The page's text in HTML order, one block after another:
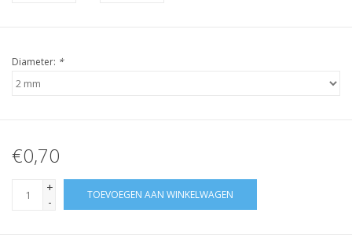
Diameter: *
€0,70
+
-
TOEVOEGEN AAN WINKELWAGEN